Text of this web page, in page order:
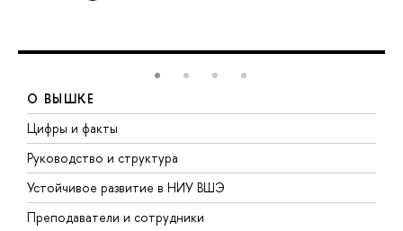
О ВЫШКЕ
Цифры и факты
Руководство и структура
Устойчивое развитие в НИУ ВШЭ
Преподаватели и сотрудники